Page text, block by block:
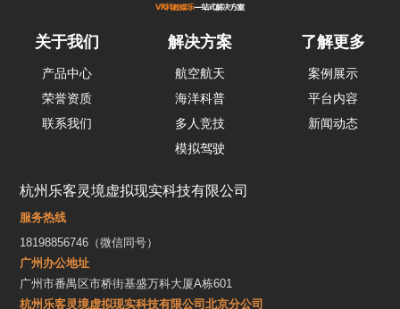
关于我们
产品中心
荣誉资质
联系我们
解决方案
航空航天
海洋科普
多人竞技
模拟驾驶
了解更多
案例展示
平台内容
新闻动态
杭州乐客灵境虚拟现实科技有限公司
服务热线
18198856746（微信同号）
广州办公地址
广州市番禺区市桥街基盛万科大厦A栋601
杭州乐客灵境虚拟现实科技有限公司北京分公司